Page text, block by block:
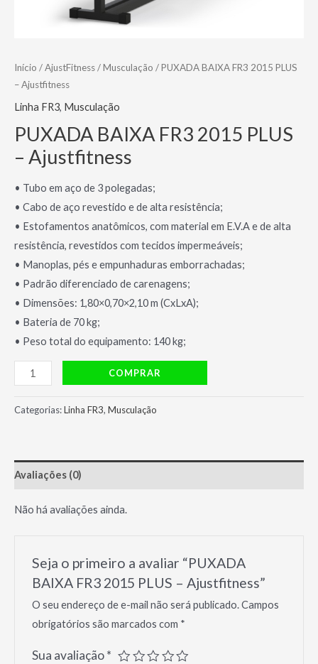
Início /AjustFitness/Musculação / PUXADA BAIXA FR3 2015 PLUS
– Ajustfitness
Linha FR3, Musculação
PUXADA BAIXA FR3 2015 PLUS
– Ajustfitness
• Tubo em aço de 3 polegadas;
• Cabo de aço revestido e de alta resistência;
• Estofamentos anatômicos, com material em E.V.A e de alta
resistência, revestidos com tecidos impermeáveis;
• Manoplas, pés e empunhaduras emborrachadas;
• Padrão diferenciado de carenagens;
• Dimensões: 1,80×0,70×2,10 m (CxLxA);
• Bateria de 70 kg;
• Peso total do equipamento: 140 kg;
PUXADA
BAIXA
FR3
-
Ajustfitness
quantidade
COMPRAR
Categorias:Linha FR3, Musculação
Avaliações (0)
Não há avaliações ainda.
Seja o primeiro a avaliar “PUXADA
BAIXA FR3 2015 PLUS – Ajustfitness”
O seu endereço de e-mail não será publicado.Campos
obrigatórios são marcados com *
Sua avaliação*